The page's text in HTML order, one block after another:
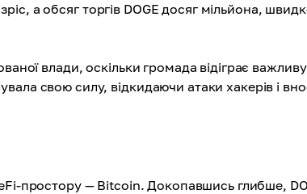
а обсяг торгів DOGE досяг мільйона,
влади, оскільки громада відіграє важливу
свою силу, відкидаючи атаки хакерів і
простору — Bitcoin. Докопавшись глибше,